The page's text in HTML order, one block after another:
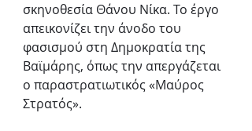
σκηνοθεσία Θάνου Νίκα. Το έργο
απεικονίζει την άνοδο του
φασισμού στη Δημοκρατία της
Βαϊμάρης, όπως την απεργάζεται
ο παραστρατιωτικός «Μαύρος
Στρατός».